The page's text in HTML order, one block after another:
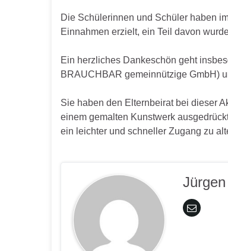
Die Schülerinnen und Schüler haben
Einnahmen erzielt, ein Teil davon
Ein herzliches Dankeschön geht
BRAUCHBAR gemeinnützige GmbH)
Sie haben den Elternbeirat bei dieser
einem gemalten Kunstwerk
ein leichter und schneller Zugang zu